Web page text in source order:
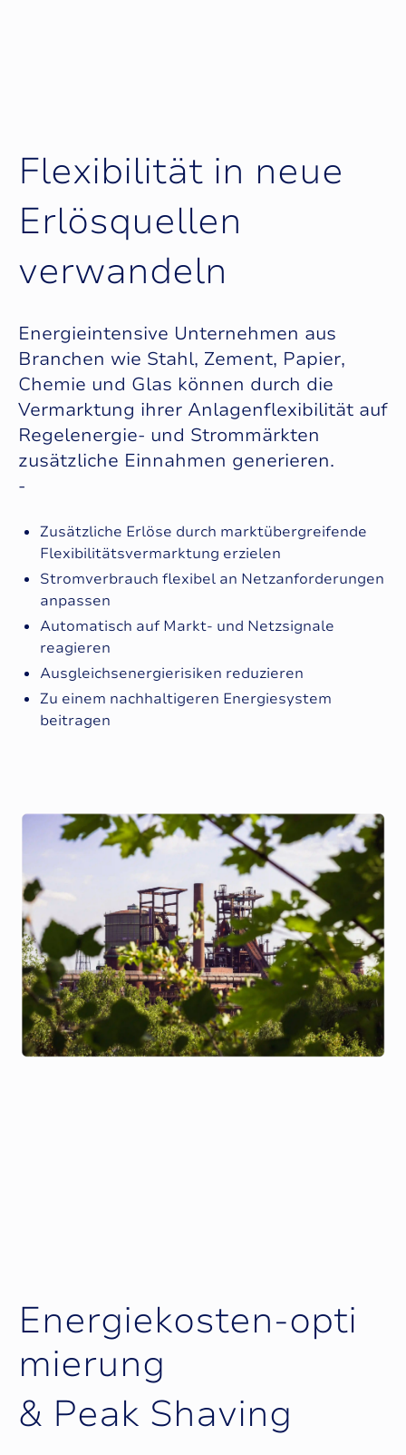
Flexibilität in neue
Erlösquellen
verwandeln
Energieintensive Unternehmen aus
Branchen wie Stahl, Zement, Papier,
Chemie und Glas können durch die
Vermarktung ihrer Anlagenflexibilität auf
Regelenergie- und Strommärkten
zusätzliche Einnahmen generieren.
‑
Zusätzliche Erlöse durch marktübergreifende
Flexibilitätsvermarktung erzielen
Stromverbrauch flexibel an Netzanforderungen
anpassen
Automatisch auf Markt- und Netzsignale
reagieren
Ausgleichsenergierisiken reduzieren
Zu einem nachhaltigeren Energiesystem
beitragen
Energiekosten-opti
mierung
& Peak Shaving